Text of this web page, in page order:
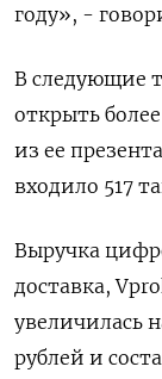
году», -
В следующие
открыть
из ее
входило 517
Выручка
доставка,
увеличилась
рублей и